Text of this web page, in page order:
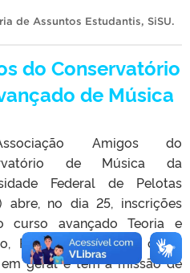
de Assuntos Estudantis, SiSU.
do Conservatório
de Música
Amigos do
de Música da
Federal de Pelotas
abre, no dia 25, inscrições
curso avançado Teoria e
Piano e Violão. O curso
geral e tem a missão de